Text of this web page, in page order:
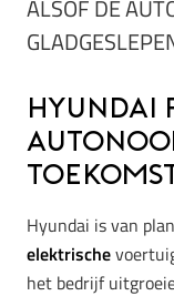
ALSOF DE
Hyundai
Hyundai is van
elektrische
het bedrijf